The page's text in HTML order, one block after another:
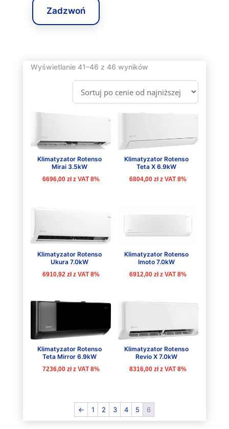
Zadzwoń
Wyświetlanie 41–46 z 46 wynikówPosortowane
według
ceny:
od
niskiej
wysokiej
Klimatyzator Rotenso
Mirai 3.5kW
6696,00 zł z VAT 8%
Klimatyzator Rotenso
Teta X 6.9kW
6804,00zł z VAT 8%
Klimatyzator Rotenso
Ukura 7.0kW
6910,92 zł z VAT 8%
Klimatyzator Rotenso
Imoto 7.0kW
6912,00zł z VAT 8%
Klimatyzator Rotenso
Teta Mirror 6.9kW
7236,00 zł z VAT 8%
Klimatyzator Rotenso
Revio X 7.0kW
8316,00zł z VAT 8%
← 1 2 3 4 5 6